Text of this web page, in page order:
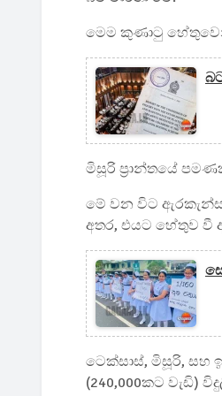
මෙම කුණාටු
මිසූරි ප්‍රාන්තයේ
මේ වන විට
අතර, එයට හේතුව වී
ටෙක්සාස්, මිසූරි, සහ
(240,000කට වැඩි)